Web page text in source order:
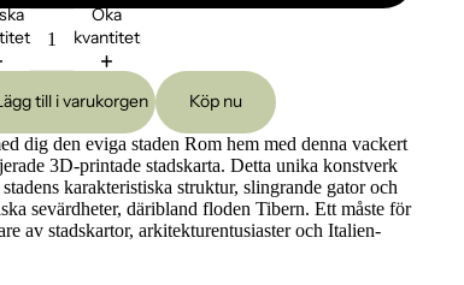
Öka
kvantitet
till i varukorgen Köp nu
dig den eviga staden Rom hem med denna vackert
3D-printade stadskarta. Detta unika konstverk
karakteristiska struktur, slingrande gator och
sevärdheter, däribland floden Tibern. Ett måste för
av stadskartor, arkitekturentusiaster och Italien-